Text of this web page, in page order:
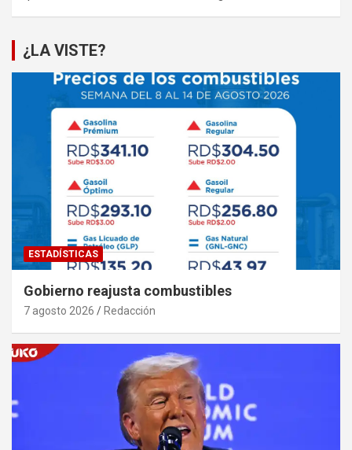
¿LA VISTE?
ESTADÍSTICAS
Gobierno reajusta combustibles
7 agosto 2026 Redacción